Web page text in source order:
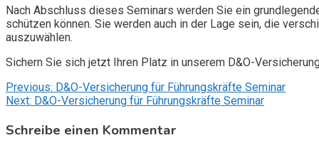
Nach Abschluss dieses Seminars werden Sie ein
schützen können. Sie werden auch in der Lage sein, die
auszuwählen.
Sichern Sie sich jetzt Ihren Platz in unserem D&O-
Beitragsnavigation
Previous: D&O-Versicherung für Führungskräfte Seminar
Next: D&O-Versicherung für Führungskräfte Seminar
Schreibe einen Kommentar